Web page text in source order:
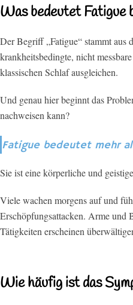
Was bedeutet
Der Begriff „Fatigue“ stammt aus
krankheitsbedingte, nicht
klassischen Schlaf ausgleichen.
Und genau hier beginnt das
nachweisen kann?
Fatigue bedeutet mehr
Sie ist eine körperliche und
Viele wachen morgens auf und
Erschöpfungsattacken. Arme und
Tätigkeiten erscheinen
Wie häufig ist das